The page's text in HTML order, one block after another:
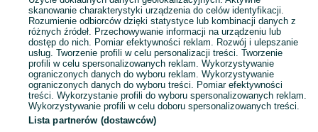
skanowanie charakterystyki urządzenia do celów identyfikacji.
Rozumienie odbiorców dzięki statystyce lub kombinacji danych z
różnych źródeł. Przechowywanie informacji na urządzeniu lub
dostęp do nich. Pomiar efektywności reklam. Rozwój i ulepszanie
usług. Tworzenie profili w celu personalizacji treści. Tworzenie
profili w celu spersonalizowanych reklam. Wykorzystywanie
ograniczonych danych do wyboru reklam. Wykorzystywanie
ograniczonych danych do wyboru treści. Pomiar efektywności
treści. Wykorzystanie profili do wyboru spersonalizowanych reklam.
Wykorzystywanie profili w celu doboru spersonalizowanych treści.
Lista partnerów (dostawców)